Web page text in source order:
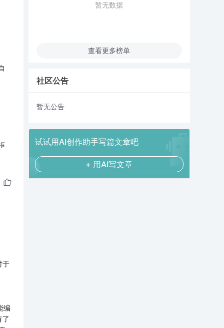
于
编
了
暂无数据
查看更多榜单
社区公告
暂无公告
试试用AI创作助手写篇文章吧
+ 用AI写文章